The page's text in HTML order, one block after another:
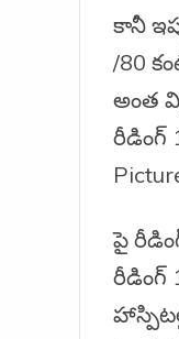
కానీ
/80
అంత
రీడింగ్
పై
రీడింగ్